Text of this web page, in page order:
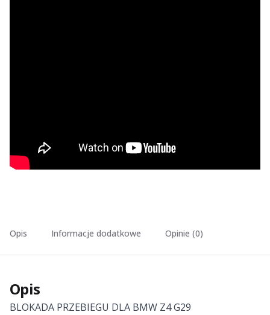
Opis Informacje dodatkowe Opinie (0)
Opis
BLOKADA PRZEBIEGU DLA BMW Z4 G29